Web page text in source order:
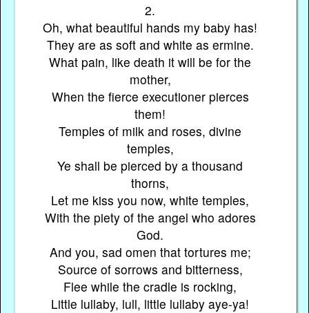
2.
Oh, what beautiful hands my baby has!
They are as soft and white as ermine.
What pain, like death it will be for the
mother,
When the fierce executioner pierces
them!
Temples of milk and roses, divine
temples,
Ye shall be pierced by a thousand
thorns,
Let me kiss you now, white temples,
With the piety of the angel who adores
God.
And you, sad omen that tortures me;
Source of sorrows and bitterness,
Flee while the cradle is rocking,
Little lullaby, lull, little lullaby aye-ya!